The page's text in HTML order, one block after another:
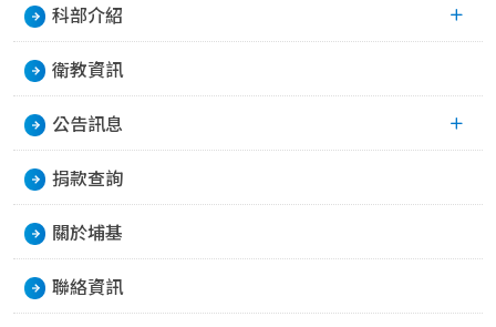
科部介紹
衛教資訊
公告訊息
捐款查詢
關於埔基
聯絡資訊